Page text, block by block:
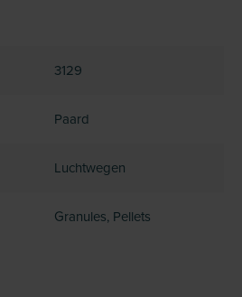
3129
Paard
Luchtwegen
Granules, Pellets